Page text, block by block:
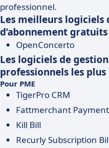
professionnel.
Les meilleurs logiciels
d’abonnement
OpenConcerto
Les logiciels de
professionnels les plus
Pour PME
TigerPro CRM
Fattmerchant
Kill Bill
Recurly Subscription